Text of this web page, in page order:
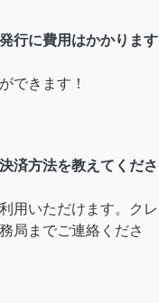
行に費用はかかります
できます！
済方法を教えてくださ
用いただけます。クレ
局までご連絡くださ